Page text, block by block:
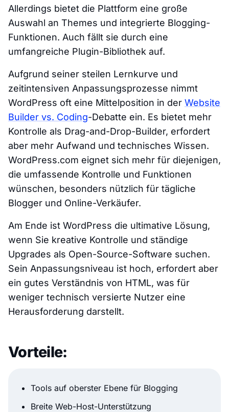
Allerdings bietet die Plattform eine große
Auswahl an Themes und integrierte Blogging-
Funktionen. Auch fällt sie durch eine
umfangreiche Plugin-Bibliothek auf.
Aufgrund seiner steilen Lernkurve und
zeitintensiven Anpassungsprozesse nimmt
WordPress oft eine Mittelposition in der Website
Builder vs. Coding-Debatte ein. Es bietet mehr
Kontrolle als Drag-and-Drop-Builder, erfordert
aber mehr Aufwand und technisches Wissen.
WordPress.com eignet sich mehr für diejenigen,
die umfassende Kontrolle und Funktionen
wünschen, besonders nützlich für tägliche
Blogger und Online-Verkäufer.
Am Ende ist WordPress die ultimative Lösung,
wenn Sie kreative Kontrolle und ständige
Upgrades als Open-Source-Software suchen.
Sein Anpassungsniveau ist hoch, erfordert aber
ein gutes Verständnis von HTML, was für
weniger technisch versierte Nutzer eine
Herausforderung darstellt.
Vorteile:
Tools auf oberster Ebene für Blogging
Breite Web-Host-Unterstützung